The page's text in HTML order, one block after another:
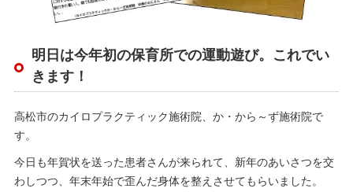
明日は今年初の保育所での運動遊び。これでい
きます！
高松市のカイロプラクティック施術院、か・から～ず施術院で
す。
今日も年賀状を送った患者さんが来られて、新年のあいさつを交
わしつつ、年末年始で歪んだ身体を整えさせてもらいました。